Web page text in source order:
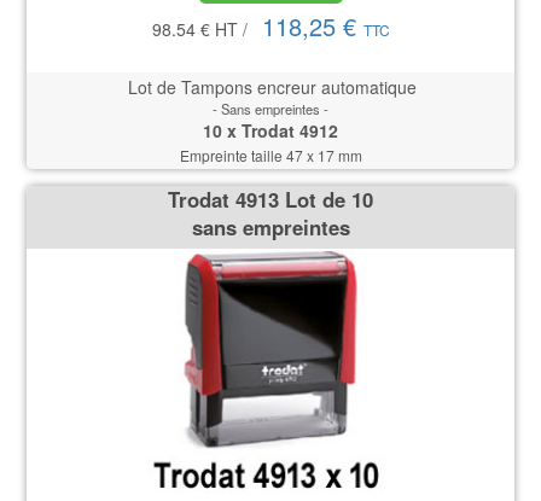
98.54 € HT/ 118,25 € TTC
Lot de Tampons encreur automatique
- Sans empreintes -
10 x Trodat 4912
Empreinte taille 47 x 17 mm
Trodat 4913 Lot de 10
sans empreintes